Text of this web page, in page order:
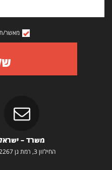
מאשר/ת
משרד –
החילזון 3, רמת גן 5252267